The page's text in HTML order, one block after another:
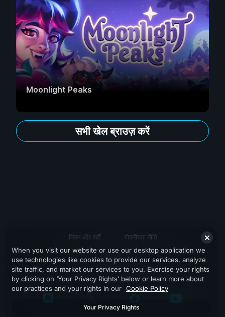
Moonlight Peaks
सभी खेल ब्राउज़ करें
नियम और शर्तें गोपनीयता नीति
सहायता
When you visit our website or use our desktop application we
use technologies like cookies to provide our services, analyze
site traffic, and market our services to you. Exercise your rights
by clicking on ‘Your Privacy Rights’ below or learn more about
our practices and your rights in our Cookie Policy
Your Privacy Rights